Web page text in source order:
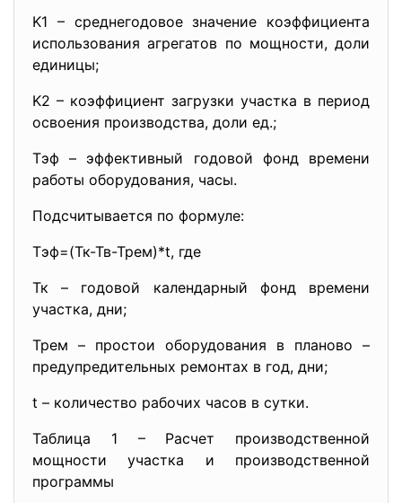
K1 – среднегодовое значение коэффициента
использования агрегатов по мощности, доли
единицы;
K2 – коэффициент загрузки участка в период
освоения производства, доли ед.;
Tэф – эффективный годовой фонд времени
работы оборудования, часы.
Подсчитывается по формуле:
Тэф=(Тк-Тв-Трем)*t, где
Тк – годовой календарный фонд времени
участка, дни;
Трем – простои оборудования в планово –
предупредительных ремонтах в год, дни;
t – количество рабочих часов в сутки.
Таблица 1 – Расчет производственной
мощности участка и производственной
программы